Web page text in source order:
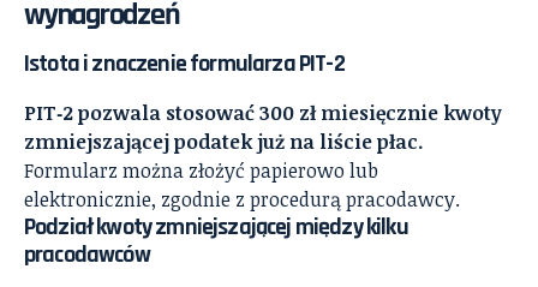
wynagrodzeń
Istota i znaczenie formularza PIT-2
PIT‑2 pozwala stosować 300 zł miesięcznie kwoty
zmniejszającej podatek już na liście płac.
Formularz można złożyć papierowo lub
elektronicznie, zgodnie z procedurą pracodawcy.
Podział kwoty zmniejszającej między kilku
pracodawców